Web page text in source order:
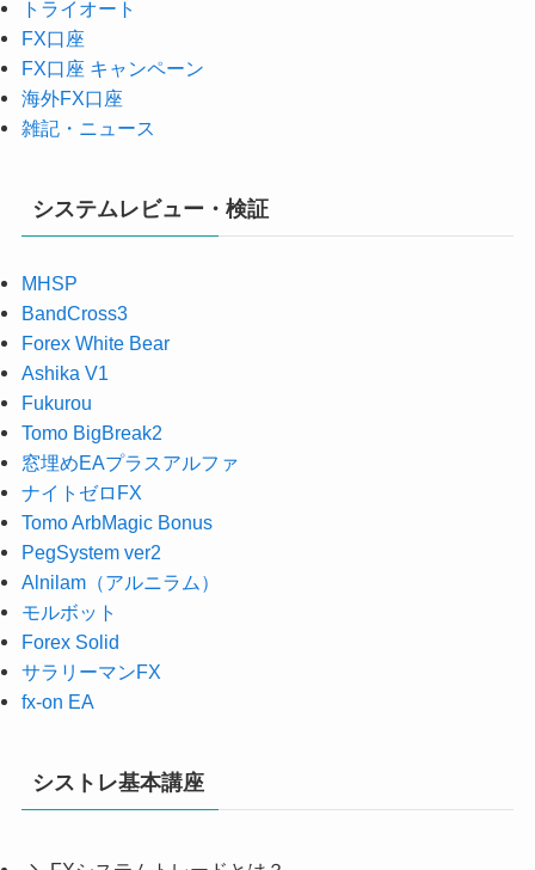
トライオート
FX口座
FX口座 キャンペーン
海外FX口座
雑記・ニュース
システムレビュー・検証
MHSP
BandCross3
Forex White Bear
Ashika V1
Fukurou
Tomo BigBreak2
窓埋めEAプラスアルファ
ナイトゼロFX
Tomo ArbMagic Bonus
PegSystem ver2
Alnilam（アルニラム）
モルボット
Forex Solid
サラリーマンFX
fx-on EA
シストレ基本講座